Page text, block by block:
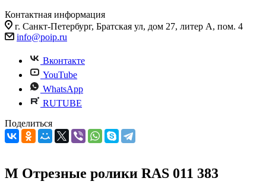
Контактная информация
г. Санкт-Петербург, Братская ул, дом 27, литер А, пом. 4
info@poip.ru
Вконтакте
YouTube
WhatsApp
RUTUBE
Поделиться
M Отрезные ролики RAS 011 383